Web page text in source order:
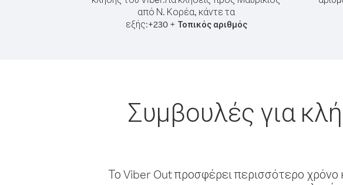
από Ν. Κορέα, κάντε τα
εξής:+230+ Τοπικός αριθμός
Συμβουλές για
Το Viber Out προσφέρει περισσότερο